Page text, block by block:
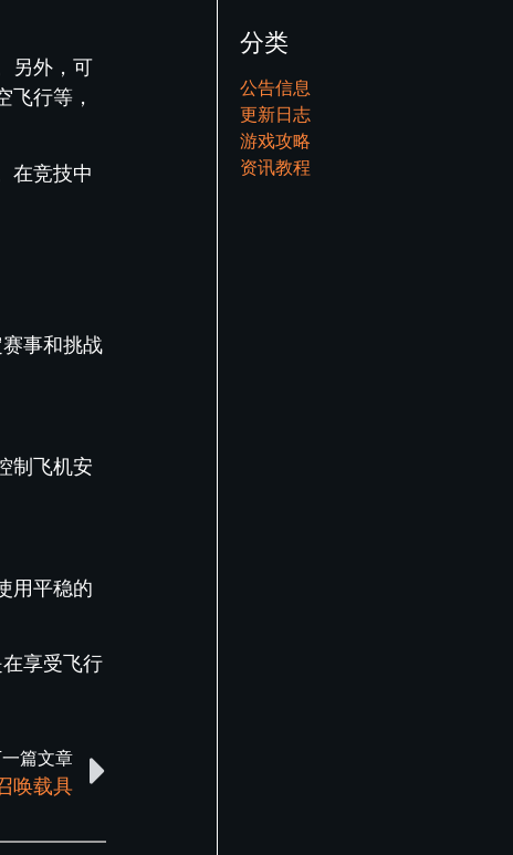
另外，可
飞行等，
在竞技中
事和挑战
制飞机安
用平稳的
享受飞行
篇文章
唤载具
分类
公告信息
更新日志
游戏攻略
资讯教程